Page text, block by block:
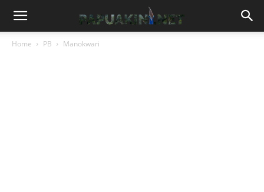
Home PB Manokwari